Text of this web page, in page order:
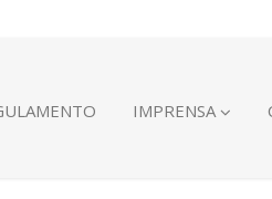
IMPRENSA